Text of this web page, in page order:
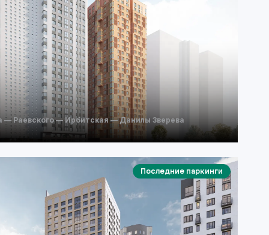
— Раевского — Ирбитская — Данилы Зверева
Последние паркинги